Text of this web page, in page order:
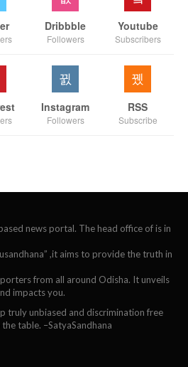
Dribbble
Followers
Youtube
Subscribers
Instagram
Followers
RSS
Subscribe
news portal. The head office of is in
,it aims to provide the truth in
from all around Odisha. It unveils
impacts you.
truly unbiased and discrimination free
table. –SatyaSandhana